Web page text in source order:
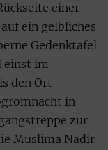
einer
ein gelbliches
Gedenktafel
einst im
den Ort
in
zur
Muslima Nadir